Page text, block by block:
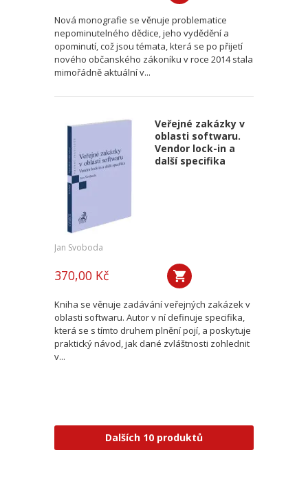
Nová monografie se věnuje problematice
nepominutelného dědice, jeho vydědění a
opominutí, což jsou témata, která se po přijetí
nového občanského zákoníku v roce 2014 stala
mimořádně aktuální v...
Veřejné zakázky v
oblasti softwaru.
Vendor lock-in a
další specifika
Jan Svoboda
370,00 Kč
Kniha se věnuje zadávání veřejných zakázek v
oblasti softwaru. Autor v ní definuje specifika,
která se s tímto druhem plnění pojí, a poskytuje
praktický návod, jak dané zvláštnosti zohlednit
v...
Dalších 10 produktů